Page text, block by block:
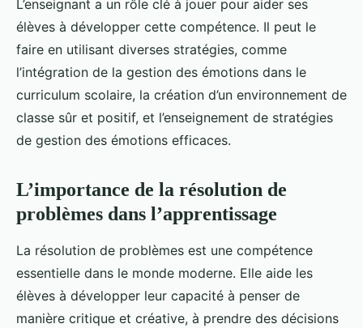
L’enseignant a un rôle clé à jouer pour aider ses
élèves à développer cette compétence. Il peut le
faire en utilisant diverses stratégies, comme
l’intégration de la gestion des émotions dans le
curriculum scolaire, la création d’un environnement de
classe sûr et positif, et l’enseignement de stratégies
de gestion des émotions efficaces.
L’importance de la résolution de
problèmes dans l’apprentissage
La résolution de problèmes est une compétence
essentielle dans le monde moderne. Elle aide les
élèves à développer leur capacité à penser de
manière critique et créative, à prendre des décisions